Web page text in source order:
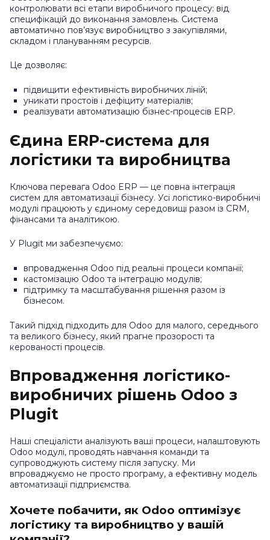
контролювати всі етапи виробничого процесу: від
специфікацій до виконання замовлень. Система
автоматично пов’язує виробництво з закупівлями,
складом і плануванням ресурсів.
Це дозволяє:
підвищити ефективність виробничих ліній;
уникати простоїв і дефіциту матеріалів;
реалізувати автоматизацію бізнес-процесів ERP.
Єдина ERP-система для
логістики та виробництва
Ключова перевага Odoo ERP — це повна інтеграція
систем для автоматизації бізнесу. Усі логістико-виробничі
модулі працюють у єдиному середовищі разом із CRM,
фінансами та аналітикою.
У Plugit ми забезпечуємо:
впровадження Odoo під реальні процеси компанії;
кастомізацію Odoo та інтеграцію модулів;
підтримку та масштабування рішення разом із
бізнесом.
Такий підхід підходить для Odoo для малого, середнього
та великого бізнесу, який прагне прозорості та
керованості процесів.
Впровадження логістико-
виробничих рішень Odoo з
Plugit
Наші спеціалісти аналізують ваші процеси, налаштовують
Odoo модулі, проводять навчання команди та
супроводжують систему після запуску. Ми
впроваджуємо не просто програму, а ефективну модель
автоматизації підприємства.
Хочете побачити, як Odoo оптимізує
логістику та виробництво у вашій